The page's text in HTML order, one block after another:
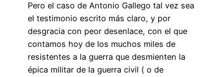
Pero el caso de Antonio Gallego tal vez sea
el testimonio escrito más claro, y por
desgracia con peor desenlace, con el que
contamos hoy de los muchos miles de
resistentes a la guerra que desmienten la
épica militar de la guerra civil ( o de